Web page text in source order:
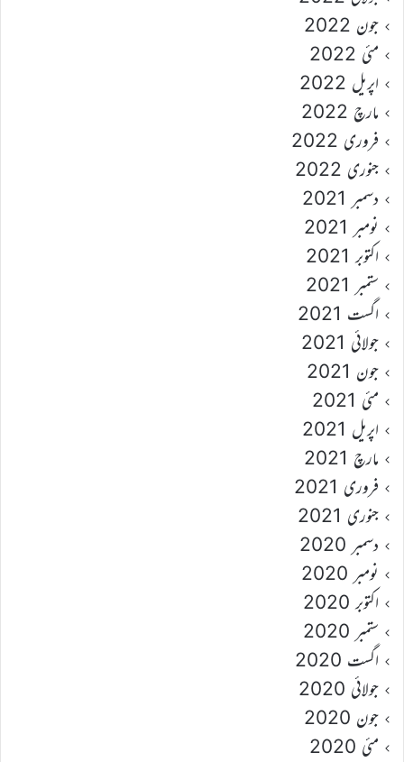
جون 2022
مئی 2022
اپریل 2022
مارچ 2022
فروری 2022
جنوری 2022
دسمبر 2021
نومبر 2021
اکتوبر 2021
ستمبر 2021
اگست 2021
جولائی 2021
جون 2021
مئی 2021
اپریل 2021
مارچ 2021
فروری 2021
جنوری 2021
دسمبر 2020
نومبر 2020
اکتوبر 2020
ستمبر 2020
اگست 2020
جولائی 2020
جون 2020
مئی 2020